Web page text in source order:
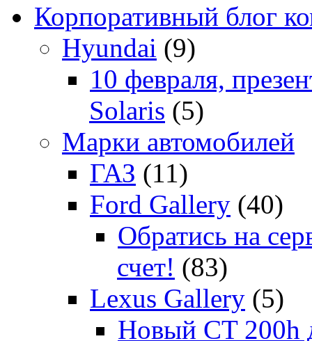
Корпоративный блог
Hyundai (9)
10 февраля,
Solaris (5)
Марки автомобилей
ГАЗ (11)
Ford Gallery (40)
Обратись на
счет! (83)
Lexus Gallery (5)
Новый CT 200h